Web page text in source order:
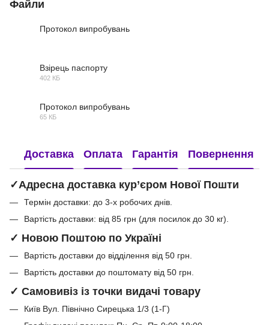
Файли
Протокол випробувань
Взірець паспорту
402 КБ
Протокол випробувань
65 КБ
Доставка Оплата Гарантія Повернення
✓Адресна доставка кур’єром Нової Пошти
Термін доставки: до 3-х робочих днів.
Вартість доставки: від 85 грн (для посилок до 30 кг).
✓ Новою Поштою по Україні
Вартість доставки до відділення від 50 грн.
Вартість доставки до поштомату від 50 грн.
✓ Самовивіз із точки видачі товару
Київ Вул. Північно Сирецька 1/3 (1-Г)